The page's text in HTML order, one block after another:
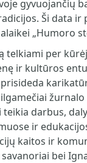
gyvuojančių
Ši data ir
„Humoro
telkiami per
ir kultūros
žurnalo
darbus,
ir
kaitos ir
bei